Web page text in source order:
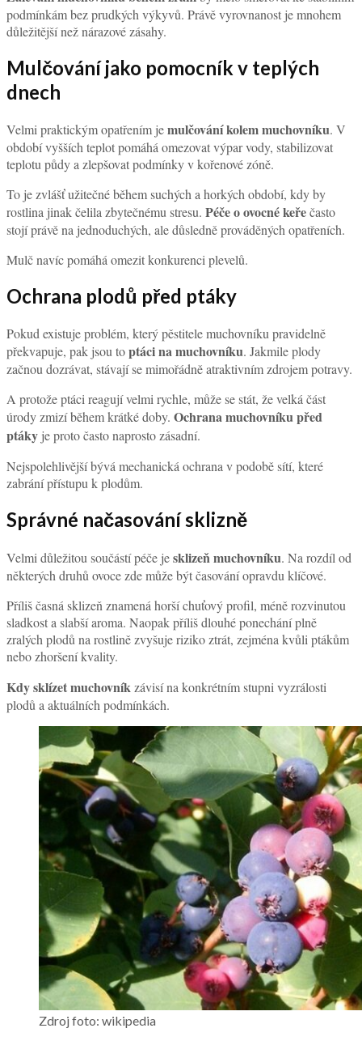
podmínkám bez prudkých výkyvů. Právě vyrovnanost je mnohem
důležitější než nárazové zásahy.
Mulčování jako pomocník v teplých
dnech
Velmi praktickým opatřením jemulčování kolem muchovníku. V
období vyšších teplot pomáhá omezovat výpar vody, stabilizovat
teplotu půdy a zlepšovat podmínky v kořenové zóně.
To je zvlášť užitečné během suchých a horkých období, kdy by
rostlina jinak čelila zbytečnému stresu. Péče o ovocné keřečasto
stojí právě na jednoduchých, ale důsledně prováděných opatřeních.
Mulč navíc pomáhá omezit konkurenci plevelů.
Ochrana plodů před ptáky
Pokud existuje problém, který pěstitele muchovníku pravidelně
překvapuje, pak jsou toptáci na muchovníku. Jakmile plody
začnou dozrávat, stávají se mimořádně atraktivním zdrojem potravy.
A protože ptáci reagují velmi rychle, může se stát, že velká část
úrody zmizí během krátké doby. Ochrana muchovníku před
ptáky je proto často naprosto zásadní.
Nejspolehlivější bývá mechanická ochrana v podobě sítí, které
zabrání přístupu k plodům.
Správné načasování sklizně
Velmi důležitou součástí péče jesklizeň muchovníku. Na rozdíl od
některých druhů ovoce zde může být časování opravdu klíčové.
Příliš časná sklizeň znamená horší chuťový profil, méně rozvinutou
sladkost a slabší aroma. Naopak příliš dlouhé ponechání plně
zralých plodů na rostlině zvyšuje riziko ztrát, zejména kvůli ptákům
nebo zhoršení kvality.
Kdy sklízet muchovník závisí na konkrétním stupni vyzrálosti
plodů a aktuálních podmínkách.
Zdroj foto: wikipedia